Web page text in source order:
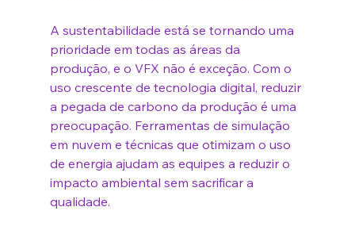
A sustentabilidade está se tornando uma
prioridade em todas as áreas da
produção, e o VFX não é exceção. Com o
uso crescente de tecnologia digital, reduzir
a pegada de carbono da produção é uma
preocupação. Ferramentas de simulação
em nuvem e técnicas que otimizam o uso
de energia ajudam as equipes a reduzir o
impacto ambiental sem sacrificar a
qualidade.